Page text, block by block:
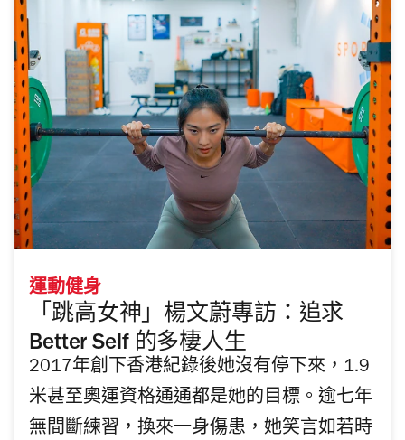
運動健身
「跳高女神」楊文蔚專訪：追求
Better Self 的多棲人生
2017年創下香港紀錄後她沒有停下來，1.9
米甚至奧運資格通通都是她的目標。逾七年
無間斷練習，換來一身傷患，她笑言如若時